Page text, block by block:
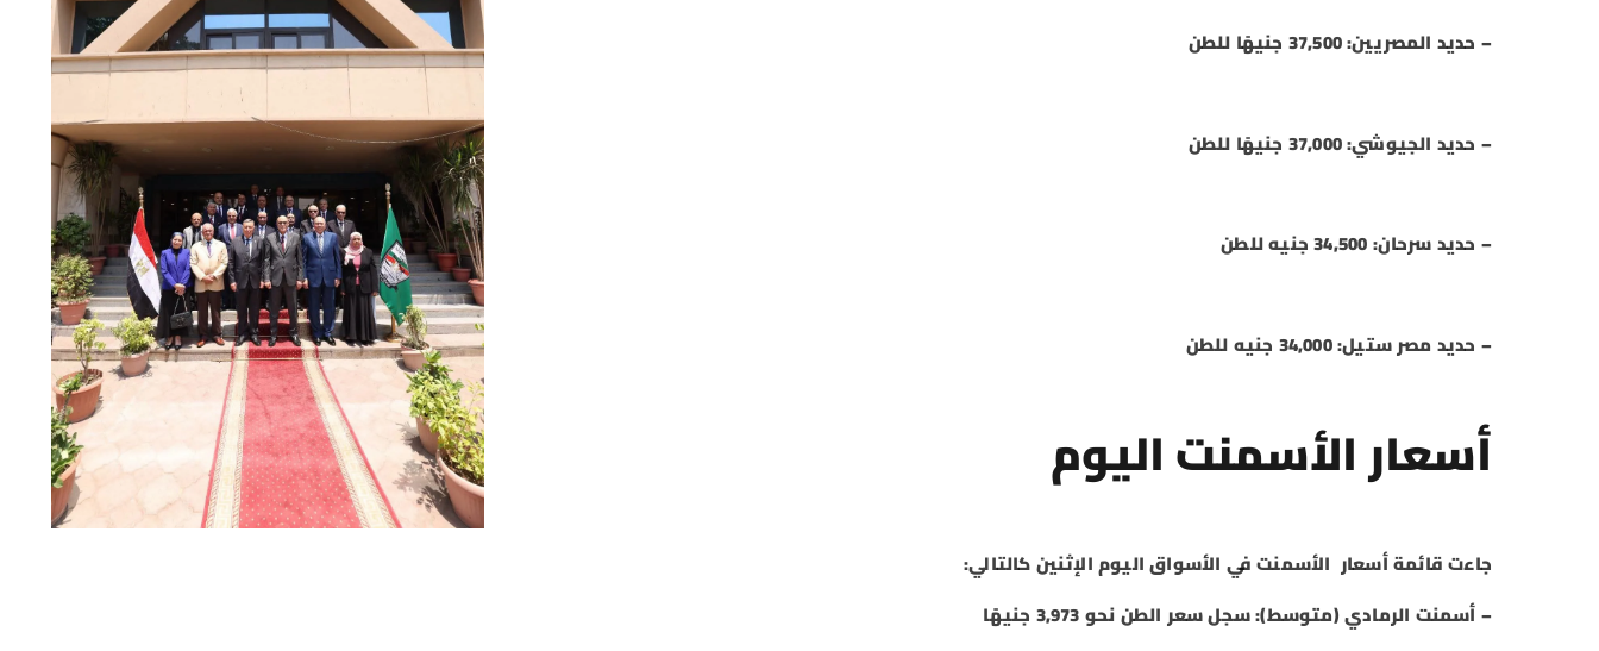
– حديد المصريين: 37,500 جنيهًا للطن
– حديد الجيوشي: 37,000 جنيهًا للطن
– حديد سرحان: 34,500 جنيه للطن
– حديد مصر ستيل: 34,000 جنيه للطن
أسعار الأسمنت اليوم
جاءت قائمة أسعار الأسمنت في الأسواق اليوم الإثنين كالتالي:
– أسمنت الرمادي (متوسط): سجل سعر الطن نحو 3,973 جنيهًا